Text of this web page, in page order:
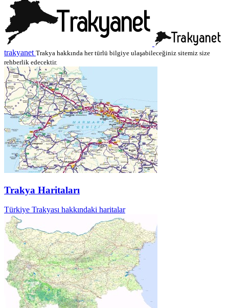
trakyanet Trakya hakkında her türlü bilgiye ulaşabileceğiniz sitemiz size
rehberlik edecektir.
Trakya Haritaları
Türkiye Trakyası hakkındaki haritalar